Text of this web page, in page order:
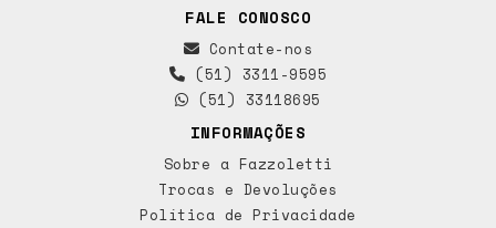
FALE CONOSCO
Contate-nos
(51) 3311-9595
(51) 33118695
INFORMAÇÕES
Sobre a Fazzoletti
Trocas e Devoluções
Política de Privacidade